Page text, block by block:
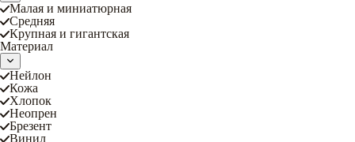
Малая и миниатюрная
Средняя
Крупная и гигантская
Материал
Нейлон
Кожа
Хлопок
Неопрен
Брезент
Винил